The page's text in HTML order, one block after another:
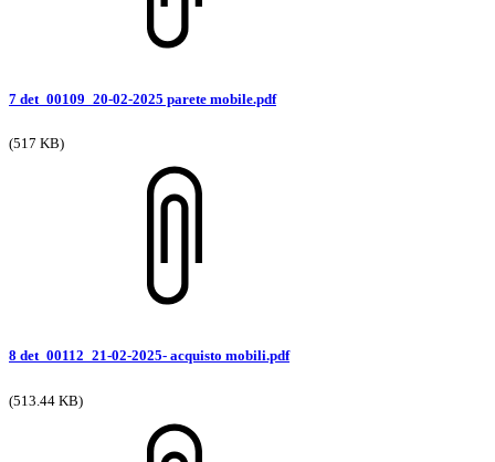
7 det_00109_20-02-2025 parete mobile.pdf
(517 KB)
8 det_00112_21-02-2025- acquisto mobili.pdf
(513.44 KB)